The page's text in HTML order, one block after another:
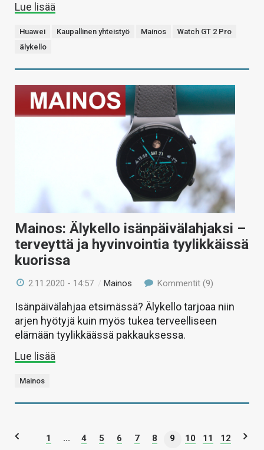
Lue lisää
Huawei Kaupallinen yhteistyö Mainos
Watch GT 2 Pro
älykello
Mainos: Älykello isänpäivälahjaksi –
terveyttä ja hyvinvointia tyylikkäissä
kuorissa
2.11.2020 - 14:57 /Mainos Kommentit (9)
Isänpäivälahjaa etsimässä? Älykello tarjoaa niin
arjen hyötyjä kuin myös tukea terveelliseen
elämään tyylikkäässä pakkauksessa.
Lue lisää
Mainos
1 ... 4 5 6 7 8 9 10 11
12